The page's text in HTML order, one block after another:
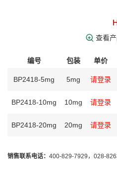
查看
编号 包装 单价
BP2418-5mg 5mg 请登录
BP2418-10mg 10mg 请登录
BP2418-20mg 20mg 请登录
销售联系电话： 400-829-7929，028-